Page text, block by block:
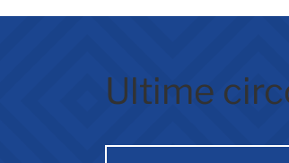
Ultime